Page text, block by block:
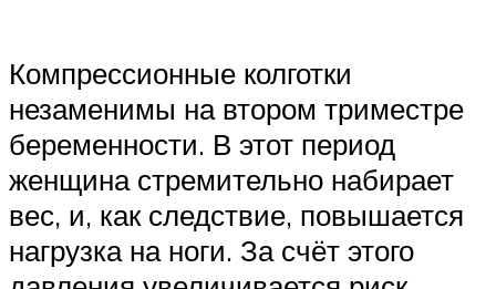
Компрессионные колготки
незаменимы на втором триместре
беременности. В этот период
женщина стремительно набирает
вес, и, как следствие, повышается
нагрузка на ноги. За счёт этого